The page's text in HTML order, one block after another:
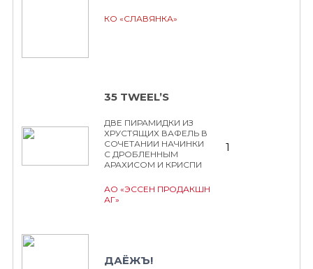
КО «СЛАВЯНКА»
35 TWEEL’S
ДВЕ ПИРАМИДКИ ИЗ
ХРУСТЯЩИХ ВАФЕЛЬ В
СОЧЕТАНИИ НАЧИНКИ
С ДРОБЛЕННЫМ
АРАХИСОМ И КРИСПИ
АО «ЭССЕН ПРОДАКШН
АГ»
1
ДАЁЖЪ!